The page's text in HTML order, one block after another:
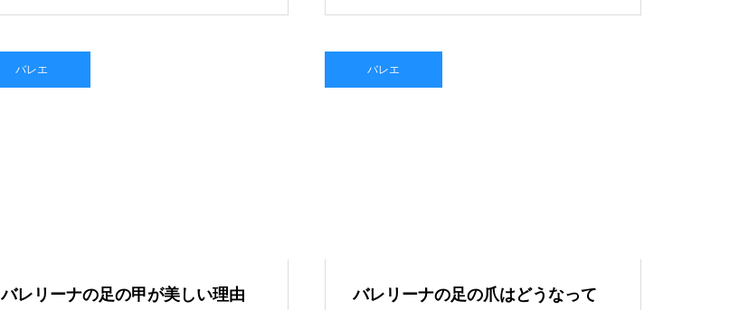
バレエ
バレリーナの足の甲が美しい理由
バレエ
バレリーナの足の爪はどうなって